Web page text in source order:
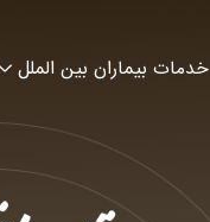
خدمات بیماران بین الملل